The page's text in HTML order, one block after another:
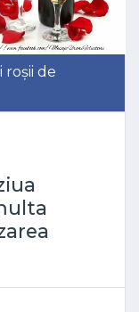
roșii de